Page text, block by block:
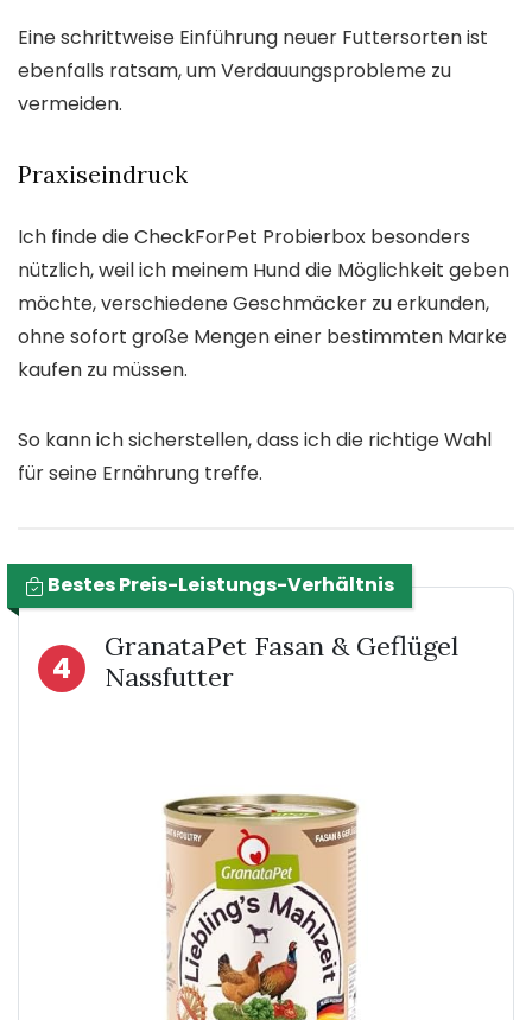
Eine schrittweise Einführung neuer Futtersorten ist
ebenfalls ratsam, um Verdauungsprobleme zu
vermeiden.
Praxiseindruck
Ich finde die CheckForPet Probierbox besonders
nützlich, weil ich meinem Hund die Möglichkeit geben
möchte, verschiedene Geschmäcker zu erkunden,
ohne sofort große Mengen einer bestimmten Marke
kaufen zu müssen.
So kann ich sicherstellen, dass ich die richtige Wahl
für seine Ernährung treffe.
Bestes Preis-Leistungs-Verhältnis
4
GranataPet Fasan & Geflügel
Nassfutter